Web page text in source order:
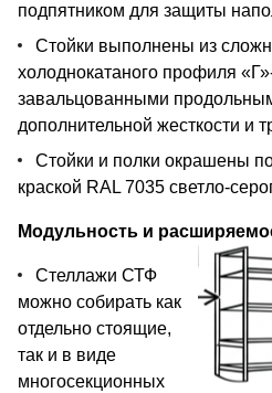
подпятником для защиты
Стойки выполнены из
холоднокатаного профиля
завальцованными
дополнительной жесткости и
Стойки и полки окрашены
краской RAL 7035 светло-
Модульность и
Стеллажи СТФ
можно собирать как
отдельно стоящие,
так и в виде
многосекционных